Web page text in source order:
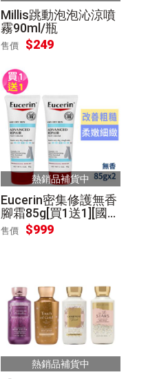
Millis跳動泡泡沁涼噴
霧90ml/瓶
售價 $249
熱銷品補貨中
Eucerin密集修護無香
腳霜85g[買1送1][國際
航空版]
售價 $999
熱銷品補貨中